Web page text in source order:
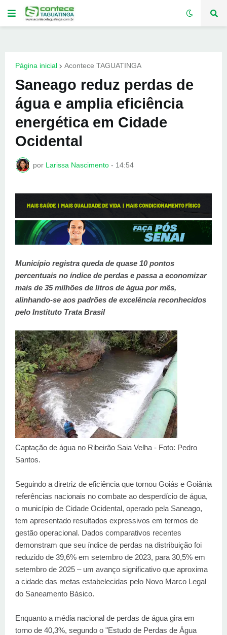
Página inicial Acontece TAGUATINGA
Saneago reduz perdas de
água e amplia eficiência
energética em Cidade
Ocidental
por Larissa Nascimento - 14:54
Município registra queda de quase 10 pontos
percentuais no índice de perdas e passa a economizar
mais de 35 milhões de litros de água por mês,
alinhando-se aos padrões de excelência reconhecidos
pelo Instituto Trata Brasil
Captação de água no Ribeirão Saia Velha - Foto: Pedro
Santos.
Seguindo a diretriz de eficiência que tornou Goiás e Goiânia
referências nacionais no combate ao desperdício de água,
o município de Cidade Ocidental, operado pela Saneago,
tem apresentado resultados expressivos em termos de
gestão operacional. Dados comparativos recentes
demonstram que seu índice de perdas na distribuição foi
reduzido de 39,6% em setembro de 2023, para 30,5% em
setembro de 2025 – um avanço significativo que aproxima
a cidade das metas estabelecidas pelo Novo Marco Legal
do Saneamento Básico.
Enquanto a média nacional de perdas de água gira em
torno de 40,3%, segundo o "Estudo de Perdas de Água